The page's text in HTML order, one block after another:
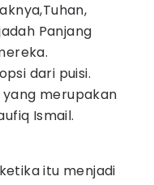
Panjang
dari puisi.
yang merupakan
Ismail.
itu menjadi